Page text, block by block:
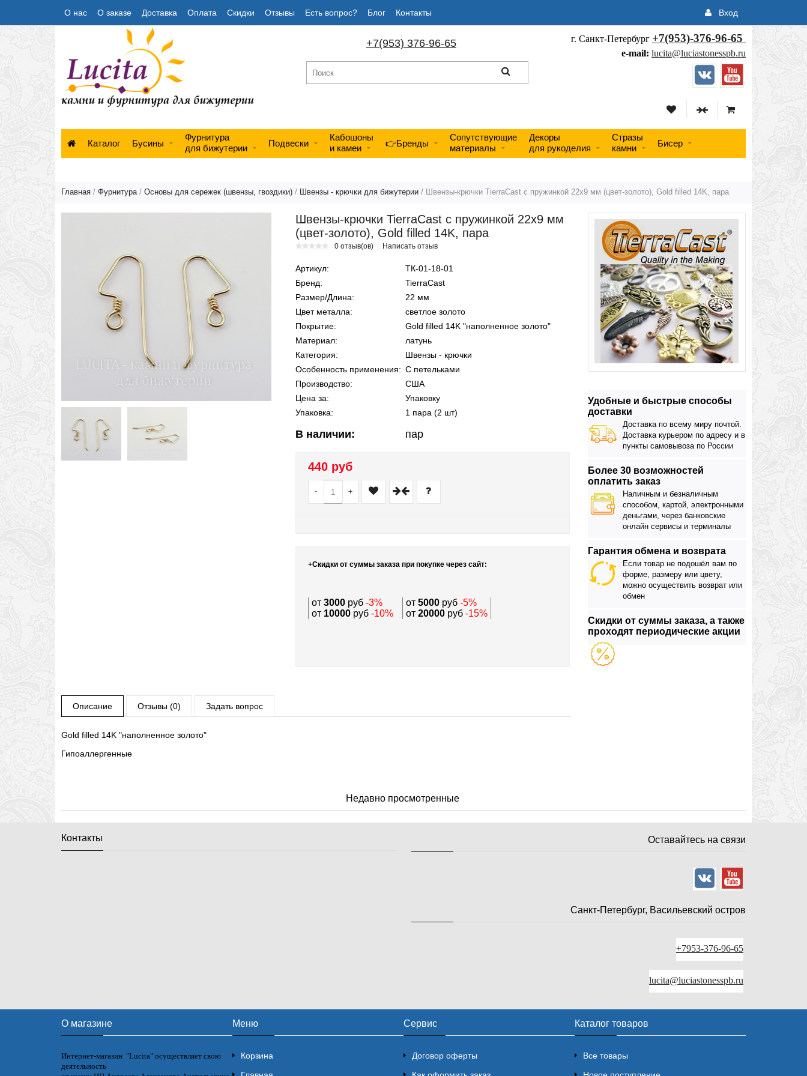
О нас О заказе Доставка Оплата Скидки Отзывы Есть вопрос? Блог Контакты Вход
г. Санкт-Петербург +7(953)-376-96-65
e-mail: lucita@luciastonesspb.ru
+7(953) 376-96-65
Каталог Бусины
Фурнитура
для бижутерии
Подвески
Кабошоны
и камеи
👉Бренды
Сопутствующие
материалы
Декоры
для рукоделия
Стразы
камни
Бисер
Главная / Фурнитура/ Основы для сережек (швензы, гвоздики) / Швензы - крючки для бижутерии / Швензы-крючки TierraCast с пружинкой 22х9 мм (цвет-золото), Gold filled 14K, пара
Удобные и быстрые способы
доставки
Доставка по всему миру почтой.
Доставка курьером по адресу и в
пункты самовывоза по России
Более 30 возможностей
оплатить заказ
Наличным и безналичным
способом, картой, электронными
деньгами, через банковские
онлайн сервисы и терминалы
Гарантия обмена и возврата
Если товар не подошёл вам по
форме, размеру или цвету,
можно осуществить возврат или
обмен
Скидки от суммы заказа, а также
проходят периодические акции
Швензы-крючки TierraCast с пружинкой 22х9 мм
(цвет-золото), Gold filled 14K, пара
0 отзыв(ов) Написать отзыв
Артикул:
ТК-01-18-01
Бренд:
TierraCast
Размер/Длина:
22 мм
Цвет металла:
светлое золото
Покрытие:
Gold filled 14K "наполненное золото"
Материал:
латунь
Категория:
Швензы - крючки
Особенность применения: С петельками
Производство:
США
Цена за:
Упаковку
Упаковка:
1 пара (2 шт)
В наличии: пар
440 руб
- +
+Скидки от суммы заказа при покупке через сайт:
от3000руб -3% от 5000руб-5%
от 10000руб -10% от 20000руб -15%
Описание Отзывы (0) Задать вопрос
Gold filled 14K "наполненное золото"
Гипоаллергенные
Недавно просмотренные
Контакты Оставайтесь на связи
Санкт-Петербург, Васильевский остров
+7953-376-96-65
lucita@luciastonesspb.ru
О магазине
Интернет-магазин "Lucita" осуществляет свою
деятельность
Меню
Корзина
Сервис
Договор оферты
Каталог товаров
Все товары